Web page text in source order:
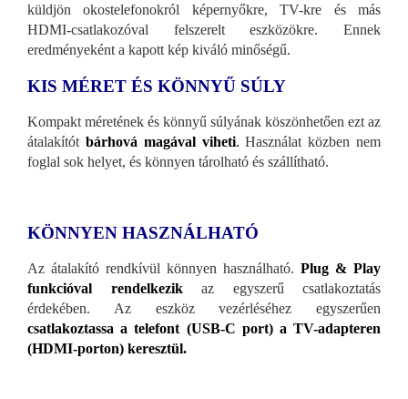
küldjön okostelefonokról képernyőkre, TV-kre és más
HDMI-csatlakozóval felszerelt eszközökre. Ennek
eredményeként a kapott kép kiváló minőségű.
KIS MÉRET ÉS KÖNNYŰ SÚLY
Kompakt méretének és könnyű súlyának köszönhetően ezt az
átalakítót bárhová magával viheti. Használat közben nem
foglal sok helyet, és könnyen tárolható és szállítható.
KÖNNYEN HASZNÁLHATÓ
Az átalakító rendkívül könnyen használható. Plug & Play
funkcióval rendelkezik
az egyszerű csatlakoztatás
érdekében. Az eszköz vezérléséhez egyszerűen
csatlakoztassa a telefont (USB-C port) a TV-adapteren
(HDMI-porton) keresztül.